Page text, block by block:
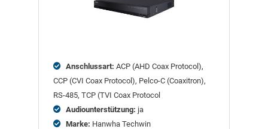
Anschlussart: ACP (AHD Coax Protocol),
CCP (CVI Coax Protocol), Pelco-C (Coaxitron),
RS-485, TCP (TVI Coax Protocol
Audiounterstützung: ja
Marke: Hanwha Techwin